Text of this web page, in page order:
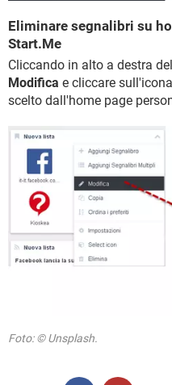
Eliminare segnalibri su
Start.Me
Cliccando in alto a destra
Modifica e cliccare sull'icona
scelto dall'home page
Foto: © Unsplash.